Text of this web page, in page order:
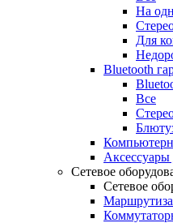
На
Для
Bluetooth
Все
Аксессуары
Сетевое
Сетевое